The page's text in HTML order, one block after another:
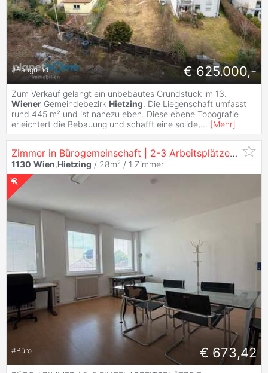
#Baugrund € 625.000,-
Zum Verkauf gelangt ein unbebautes Grundstück im 13.
Wiener Gemeindebezirk Hietzing. Die Liegenschaft umfasst
rund 445 m² und ist nahezu eben. Diese ebene Topografie
erleichtert die Bebauung und schafft eine solide,... [Mehr]
Zimmer in Bürogemeinschaft | 2-3 Arbeitsplätze auch getrennt verfügbar |
1130 Wien,Hietzing / 28m² / 1 Zimmer
#Büro € 673,42